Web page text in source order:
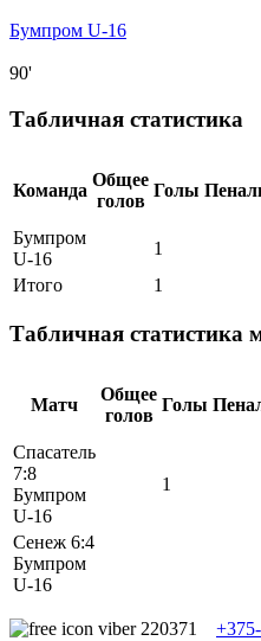
Бумпром U-16
90'
Табличная статистика
Команда
Общее
голов
Голы
Бумпром
U-16
1
Итого
1
Табличная статистика
Матч
Общее
голов
Голы
Спасатель
7:8
Бумпром
U-16
1
Сенеж 6:4
Бумпром
U-16